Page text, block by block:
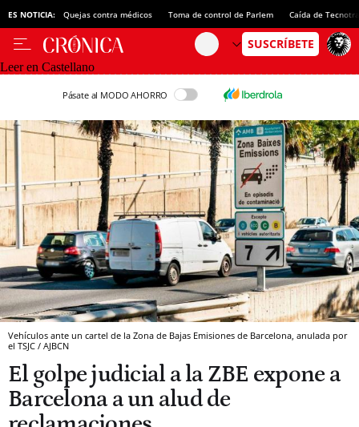
ES NOTICIA: Quejas contra médicos Toma de control de Parlem Caída de
Leer en Castellano
Pásate al MODO AHORRO
Vehículos ante un cartel de la Zona de Bajas Emisiones de Barcelona, anulada por
el TSJC / AJBCN
El golpe judicial a la ZBE expone a
Barcelona a un alud de